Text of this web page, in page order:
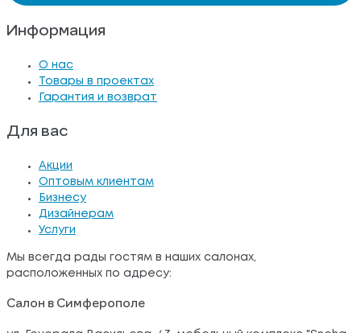
Информация
О нас
Товары в проектах
Гарантия и возврат
Для вас
Акции
Оптовым клиентам
Бизнесу
Дизайнерам
Услуги
Мы всегда рады гостям в наших салонах,
расположенных по адресу:
Салон в Симферополе